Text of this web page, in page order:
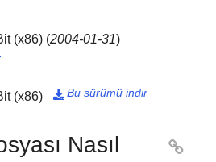
(x86) (2004-01-31)
(x86) Bu sürümü indir

Nasıl 